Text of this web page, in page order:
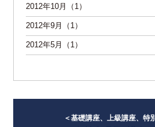
2012年10月（1）
2012年9月（1）
2012年5月（1）
＜基礎講座、上級講座、特